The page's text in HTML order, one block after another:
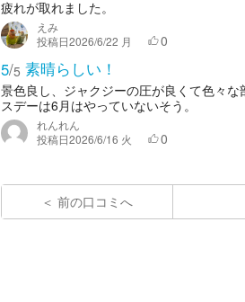
疲れが取れました。
えみ
投稿日2026/6/22 月 0
5/5 素晴らしい！
景色良し、ジャクジーの圧が良くて色々
スデーは6月はやっていないそう。
れんれん
投稿日2026/6/16 火 0
前の口コミへ